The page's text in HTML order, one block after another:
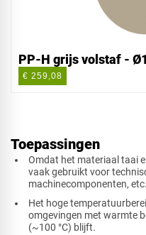
PP-H grijs volstaf -
€ 259,08
Toepassingen
Omdat het materiaal taai
vaak gebruikt voor
machinecomponenten,
Het hoge
omgevingen met warmte
(~100 °C) blijft.